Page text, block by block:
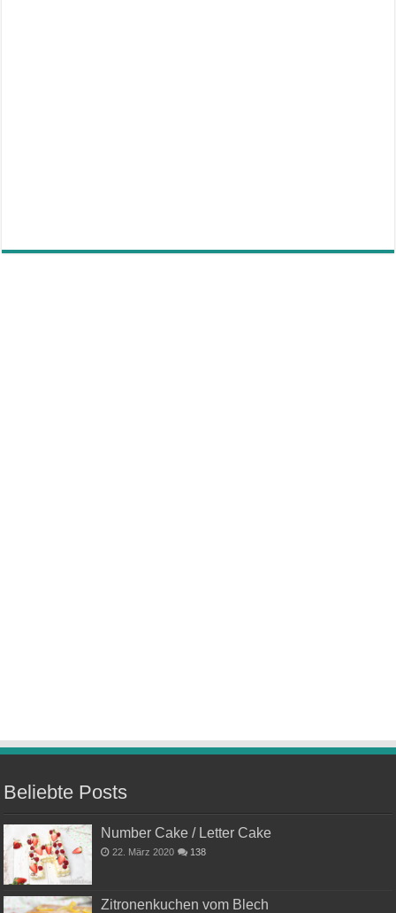
Beliebte Posts
Number Cake / Letter Cake
22. März 2020 138
Zitronenkuchen vom Blech